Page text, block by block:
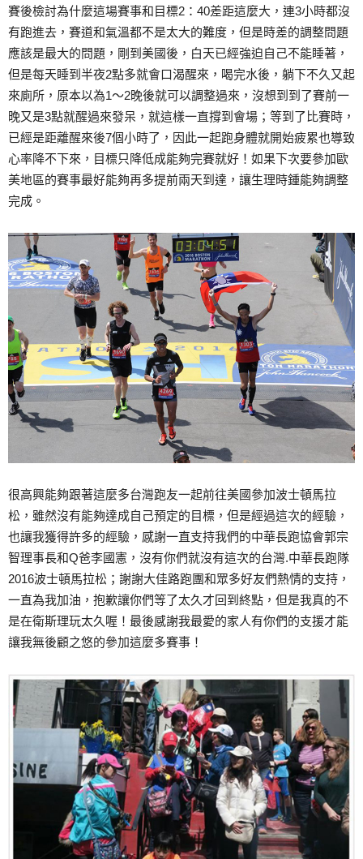
賽後檢討為什麼這場賽事和目標2：40差距這麼大，連3小時都沒
有跑進去，賽道和氣溫都不是太大的難度，但是時差的調整問題
應該是最大的問題，剛到美國後，白天已經強迫自己不能睡著，
但是每天睡到半夜2點多就會口渴醒來，喝完水後，躺下不久又起
來廁所，原本以為1～2晚後就可以調整過來，沒想到到了賽前一
晚又是3點就醒過來發呆，就這樣一直撐到會場；等到了比賽時，
已經是距離醒來後7個小時了，因此一起跑身體就開始疲累也導致
心率降不下來，目標只降低成能夠完賽就好！如果下次要參加歐
美地區的賽事最好能夠再多提前兩天到達，讓生理時鍾能夠調整
完成。
很高興能夠跟著這麼多台灣跑友一起前往美國參加波士頓馬拉
松，雖然沒有能夠達成自己預定的目標，但是經過這次的經驗，
也讓我獲得許多的經驗，感謝一直支持我們的中華長跑協會郭宗
智理事長和Q爸李國憲，沒有你們就沒有這次的台灣.中華長跑隊
2016波士頓馬拉松；謝謝大佳路跑團和眾多好友們熱情的支持，
一直為我加油，抱歉讓你們等了太久才回到終點，但是我真的不
是在衛斯理玩太久喔！最後感謝我最愛的家人有你們的支援才能
讓我無後顧之悠的參加這麼多賽事！